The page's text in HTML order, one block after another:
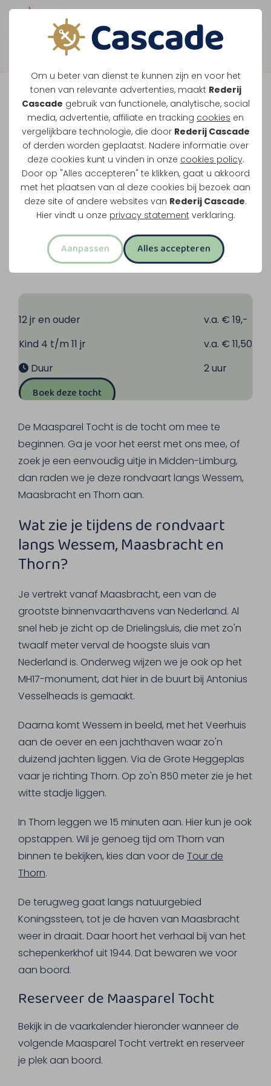
Om u beter van dienst te kunnen zijn en voor het
tonen van relevante advertenties, maakt Rederij
Cascade gebruik van functionele, analytische, social
media, advertentie, affiliate en tracking cookies en
vergelijkbare technologie, die door Rederij Cascade
of derden worden geplaatst. Nadere informatie over
deze cookies kunt u vinden in onze cookies policy.
Door op "Alles accepteren" te klikken, gaat u akkoord
met het plaatsen van al deze cookies bij bezoek aan
deze site of andere websites van Rederij Cascade.
Hier vindt u onze privacy statement verklaring.
Aanpassen Alles accepteren
Boek direct je vaart
Terug
Maasparel Tocht
Vaar langs Maasbracht, Wessem en het witte
stadje Thorn. Dit klassieke rondje over de
Maasplassen vertrekt vanuit Maasbracht of
Thorn.
Midden-Limburg in één rondvaart
Twee uur varen
Opstappen in Maasbracht of Thorn
Meest familievriendelijke rondvaart
12 jr en ouder
v.a. € 19,-
Kind 4 t/m 11 jr
v.a. € 11,50
Duur
2 uur
Boek deze tocht
De Maasparel Tocht is de tocht om mee te
beginnen. Ga je voor het eerst met ons mee, of
zoek je een eenvoudig uitje in Midden-Limburg,
dan raden we je deze rondvaart langs Wessem,
Maasbracht en Thorn aan.
Wat zie je tijdens de rondvaart
langs Wessem, Maasbracht en
Thorn?
Je vertrekt vanaf Maasbracht, een van de
grootste binnenvaarthavens van Nederland. Al
snel heb je zicht op de Drielingsluis, die met zo'n
twaalf meter verval de hoogste sluis van
Nederland is. Onderweg wijzen we je ook op het
MH17-monument, dat hier in de buurt bij Antonius
Vesselheads is gemaakt.
Daarna komt Wessem in beeld, met het Veerhuis
aan de oever en een jachthaven waar zo'n
duizend jachten liggen. Via de Grote Heggeplas
vaar je richting Thorn. Op zo'n 850 meter zie je het
witte stadje liggen.
In Thorn leggen we 15 minuten aan. Hier kun je ook
opstappen. Wil je genoeg tijd om Thorn van
binnen te bekijken, kies dan voor de Tour de
Thorn.
De terugweg gaat langs natuurgebied
Koningssteen, tot je de haven van Maasbracht
weer in draait. Daar hoort het verhaal bij van het
schepenkerkhof uit 1944. Dat bewaren we voor
aan boord.
Reserveer de Maasparel Tocht
Bekijk in de vaarkalender hieronder wanneer de
volgende Maasparel Tocht vertrekt en reserveer
je plek aan boord.